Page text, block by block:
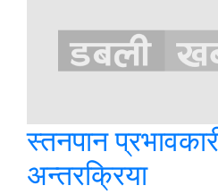
स्तनपान
अन्तरक्रिया